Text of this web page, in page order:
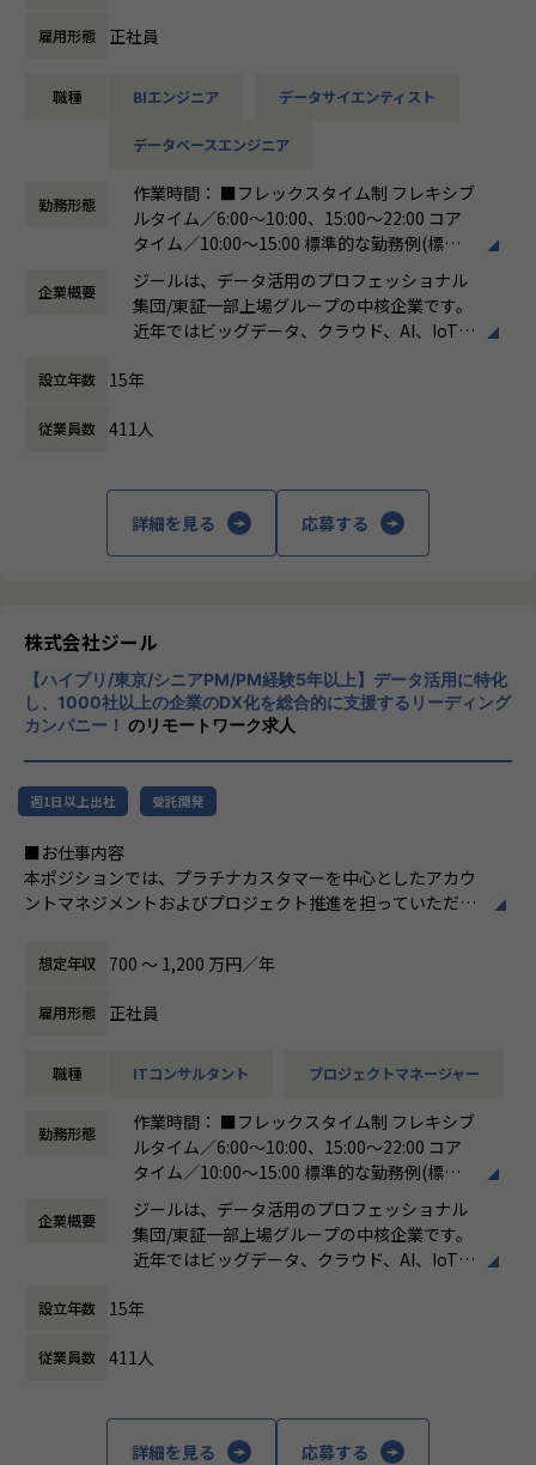
ます。お客様に対する長期的な貢献を果たす
【詳細】
画、設計、実装まで、プロジェクトに一気通貫で関わってい
●主に要件定義からテストまでお任せします。開発だけでな
エンドユーザーとのコミュニケーション能力など、幅広い経
験に基づくスキルアップ・キャリアアップが可能な環境で
●エンドユーザー様と直接やり取りをする立場であり、要件
定義など上流工程に携われます。
■募集背景
るための増員です。
雇用形態 正社員
職種 BIエンジニア データサイエンティスト
データベースエンジニア
勤務形態
作業時間： ■フレックスタイム制 フレキシブ
ルタイム／6:00～10:00、15:00～22:00 コア
タイム／10:00～15:00 標準的な勤務例(標準
労働時間)／9:00～18:00
働き方：フレックス制（コアタイムあり）
時間外労働の有無： 有（月平均19時間）
休憩時間： 60分
企業概要
ジールは、データ活用のプロフェッショナル
集団/東証一部上場グループの中核企業です。
近年ではビッグデータ、クラウド、AI、IoTを
する立場にスコープを拡張しています。
顧客の大半は大手企業となっており、30年以
■Mission：専門性と技術力、高度な分析ノ
ズに応えるため、私たちは「プロフェッショ
ナルサービスの大衆化」をミッションとして
掲げております。高い専門性を持った技術
力、深い経験から得られた多様性のある高度
な分析力をハイクオリティ＆ローコストで提
供することで、企業の競争優位確保に貢献す
ることを私たちは使命としております。
造」を掲げて、理想企業の創造に向け、「社
員全員が燃える会社」を目指しています。理
展する企業です。そして、社員全員が燃え続
ます。お客様に対する長期的な貢献を果たす
設立年数 15年
従業員数 411人
詳細を見る 応募する
株式会社ジール
【ハイブリ/東京/シニアPM/PM経験5年以上】データ活用に特化
し、1000社以上の企業のDX化を総合的に支援するリーディング
カンパニー！ のリモートワーク求人
週1日以上出社 受託開発
■お仕事内容
本ポジションでは、プラチナカスタマーを中心としたアカウ
ントマネジメントおよびプロジェクト推進を担っていただき
-担当顧客に対するアカウントプランの策定・実行
-顧客の経営・事業課題を踏まえた中長期ロードマップの
共同策定
-営業部門と連携した提案活動および受注に向けたアクシ
-ステアリングコミッティの設計・運営（経営層との合意
-顧客との関係構築およびリレーション強化
-社内外ステークホルダーとの調整・ファシリテーション
※データ領域については、専門的な開発スキルは必須では
なく、顧客折衝の場においてコミュニケーションが取れるレ
ベルで問題ありません。
■担当頂きたいミッション
ス機会を創出する
・アカウントプランを策定し、営業と連携して提案〜受注ま
想定年収 700 〜 1,200 万円／年
雇用形態 正社員
職種 ITコンサルタント プロジェクトマネージャー
勤務形態
作業時間： ■フレックスタイム制 フレキシブ
ルタイム／6:00～10:00、15:00～22:00 コア
タイム／10:00～15:00 標準的な勤務例(標準
労働時間)／9:00～18:00
働き方：フレックス制（コアタイムあり）
時間外労働の有無： 有（月平均19時間）
休憩時間： 60分
企業概要
ジールは、データ活用のプロフェッショナル
集団/東証一部上場グループの中核企業です。
近年ではビッグデータ、クラウド、AI、IoTを
する立場にスコープを拡張しています。
顧客の大半は大手企業となっており、30年以
設立年数 15年
従業員数 411人
詳細を見る 応募する